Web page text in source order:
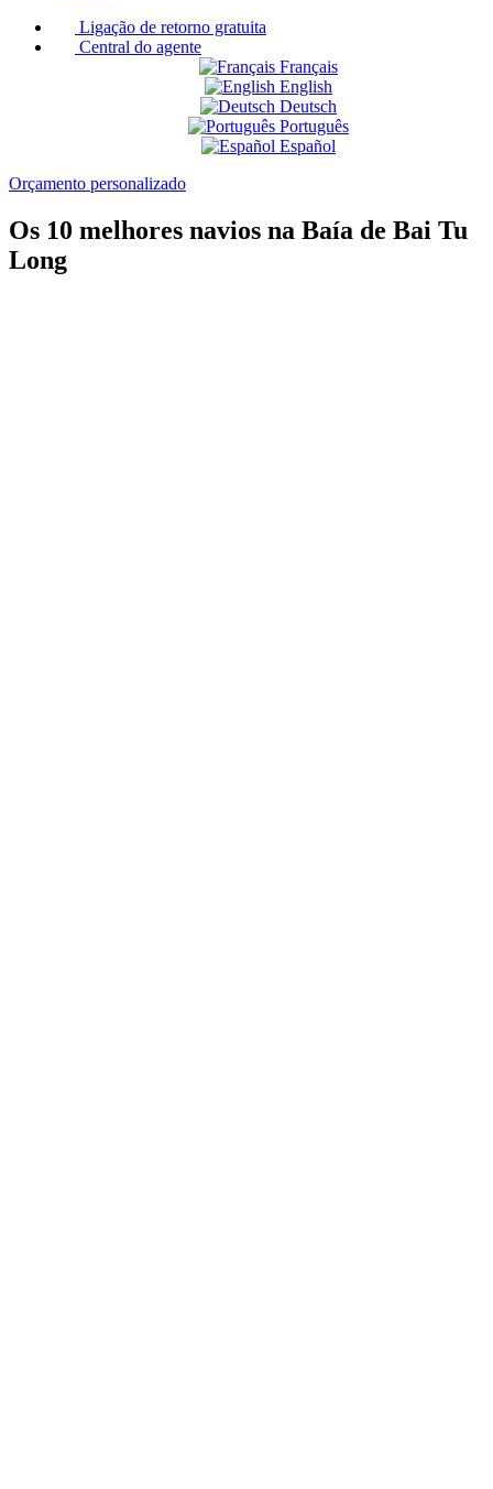
Ligação de retorno gratuita
Central do agente
Français
English
Deutsch
Português
Español
Orçamento personalizado
Os 10 melhores navios na Baía de Bai Tu
Long